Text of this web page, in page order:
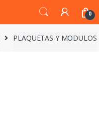
0
PLAQUETAS Y MODULOS